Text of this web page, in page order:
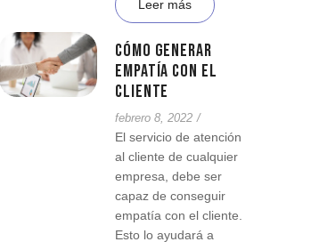
Leer más
Cómo generar
empatía con el
cliente
febrero 8, 2022 /
El servicio de atención
al cliente de cualquier
empresa, debe ser
capaz de conseguir
empatía con el cliente.
Esto lo ayudará a